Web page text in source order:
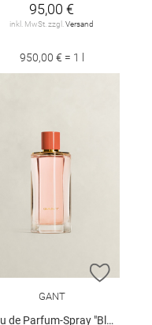
95,00 €
inkl. MwSt. zzgl.Versand
950,00 € = 1 l
HINZUFÜGEN
ZUR
GANT
Parfum-Spray "Bloom Bay", 30 ml